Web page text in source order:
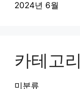
2024년 6월
카테고리
미분류